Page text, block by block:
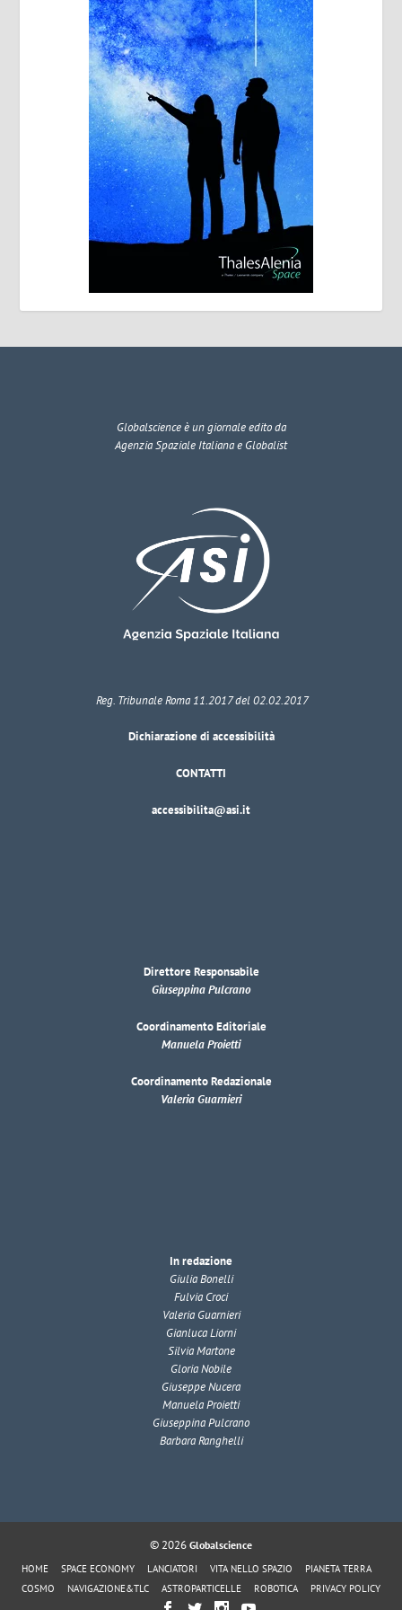
Globalscienceè un giornale edito da
Agenzia Spaziale Italiana e Globalist
Reg. Tribunale Roma 11.2017 del 02.02.2017
Dichiarazione di accessibilità
CONTATTI
accessibilita@asi.it
Direttore Responsabile
Giuseppina Pulcrano
Coordinamento Editoriale
Manuela Proietti
Coordinamento Redazionale
Valeria Guarnieri
In redazione
Giulia Bonelli
Fulvia Croci
Valeria Guarnieri
Gianluca Liorni
Silvia Martone
Gloria Nobile
Giuseppe Nucera
Manuela Proietti
Giuseppina Pulcrano
Barbara Ranghelli
© 2026 Globalscience
HOME SPACE ECONOMY LANCIATORI VITA NELLO SPAZIO
PIANETA TERRA
COSMO
NAVIGAZIONE&TLC ASTROPARTICELLE ROBOTICA PRIVACY POLICY